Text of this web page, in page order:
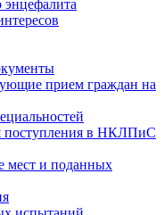
прием граждан на
поступления в НКЛПиС
мест и поданных